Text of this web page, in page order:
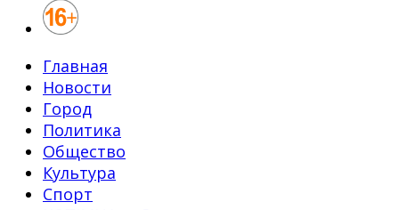
Главная
Новости
Город
Политика
Общество
Культура
Спорт